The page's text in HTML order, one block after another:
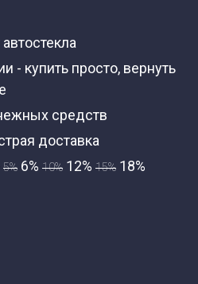
- купить просто, вернуть
средств
доставка
5% 6% 10% 12% 15% 18%